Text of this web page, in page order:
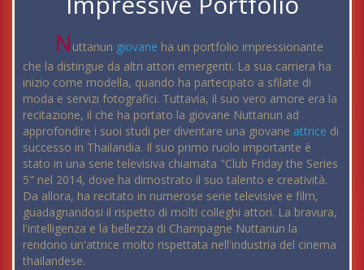
N uttanun giovane ha un portfolio impressionante
che la distingue da altri attori emergenti. La sua carriera ha
inizio come modella, quando ha partecipato a sfilate di
moda e servizi fotografici. Tuttavia, il suo vero amore era la
recitazione, il che ha portato la giovane Nuttanun ad
approfondire i suoi studi per diventare una giovane attrice di
successo in Thailandia. Il suo primo ruolo importante è
stato in una serie televisiva chiamata "Club Friday the Series
5" nel 2014, dove ha dimostrato il suo talento e creatività.
Da allora, ha recitato in numerose serie televisive e film,
guadagnandosi il rispetto di molti colleghi attori. La bravura,
l'intelligenza e la bellezza di Champagne Nuttanun la
rendono un'attrice molto rispettata nell'industria del cinema
thailandese.